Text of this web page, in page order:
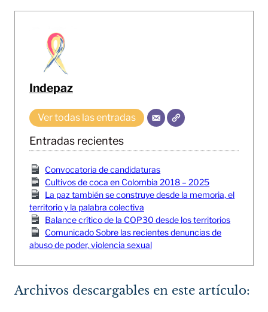
Indepaz
Ver todas las entradas
Entradas recientes
Convocatoria de candidaturas
Cultivos de coca en Colombia 2018 – 2025
La paz también se construye desde la memoria, el
territorio y la palabra colectiva
Balance crítico de la COP30 desde los territorios
Comunicado Sobre las recientes denuncias de
abuso de poder, violencia sexual
Archivos descargables en este artículo: